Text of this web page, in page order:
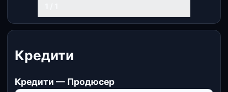
Кредити
Кредити — Продюсер